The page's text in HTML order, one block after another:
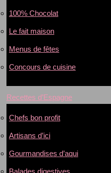
100% Chocolat
Le fait maison
Menus de fêtes
Concours de cuisine
Recettes d’Espagne
Chefs bon profit
Artisans d’ici
Gourmandises d’aqui
Balades digestives